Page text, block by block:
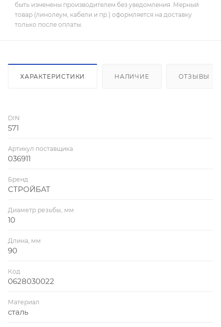
быть изменены производителем без уведомления. Мерный
товар (линолеум, кабели и пр.) оформляется на доставку
только после оплаты.
ХАРАКТЕРИСТИКИ НАЛИЧИЕ ОТЗЫВЫ
DIN
571
Артикул поставщика
036911
Бренд
СТРОЙБАТ
Диаметр резьбы, мм
10
Длина, мм
90
Код
0628030022
Материал
сталь